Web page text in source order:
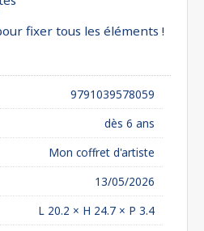
fixer tous les éléments !
9791039578059
dès 6 ans
Mon coffret d'artiste
13/05/2026
L 20.2 × H 24.7 × P 3.4